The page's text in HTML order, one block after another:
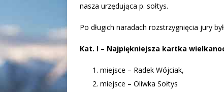
nasza urzędująca p. sołtys.
Po długich naradach rozstrzygnięcia jury
Kat. I – Najpiękniejsza kartka
miejsce – Radek Wójciak,
miejsce – Oliwka Sołtys